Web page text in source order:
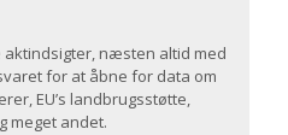
aktindsigter, næsten altid med
for at åbne for data om
EU’s landbrugsstøtte,
meget andet.